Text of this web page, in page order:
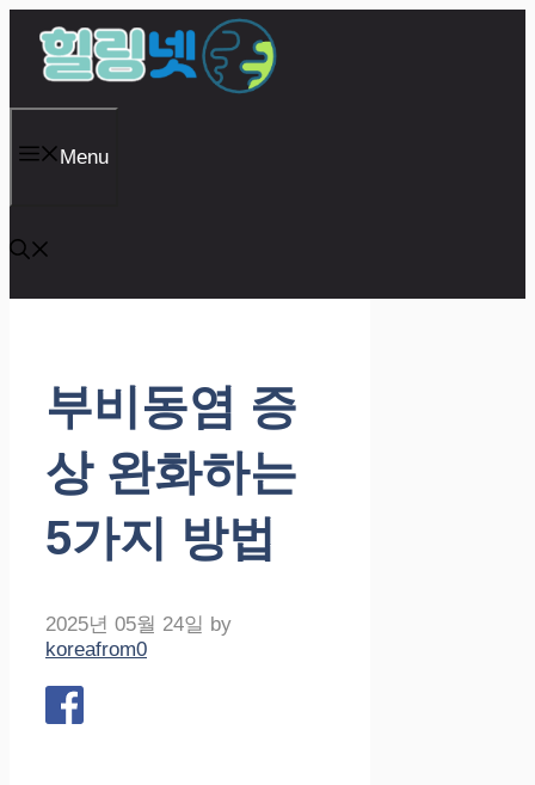
content
Menu
부비동염 증
상 완화하는
5가지 방법
2025년 05월 24일 by
koreafrom0